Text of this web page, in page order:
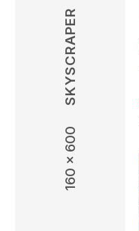
160 x 600
SKYSCRAPER